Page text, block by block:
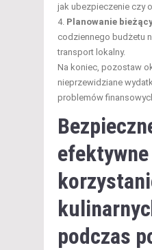
jak ubezpieczenie czy
Planowanie
codziennego budżetu
transport lokalny.
Na koniec, pozostaw
nieprzewidziane
problemów
efektywne
podczas